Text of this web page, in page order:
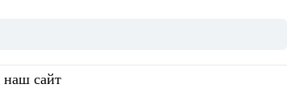
наш сайт